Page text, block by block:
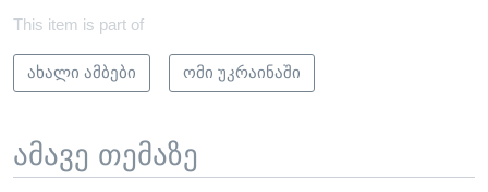
This item is part of
ახალი ამბები ომი უკრაინაში
ამავე თემაზე